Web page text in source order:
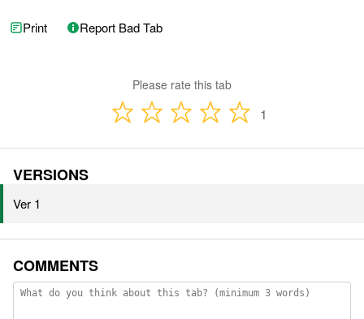
Print Report Bad Tab
Please rate this tab
1
VERSIONS
Ver 1
COMMENTS